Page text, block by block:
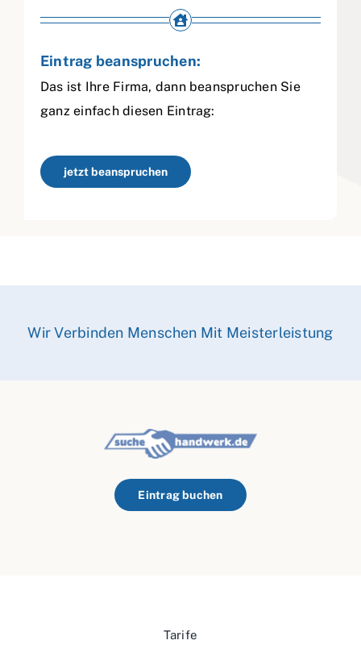
Eintrag beanspruchen:
Das ist Ihre Firma, dann beanspruchen Sie
ganz einfach diesen Eintrag:
jetzt beanspruchen
Wir Verbinden Menschen Mit Meisterleistung
Eintrag buchen
Tarife